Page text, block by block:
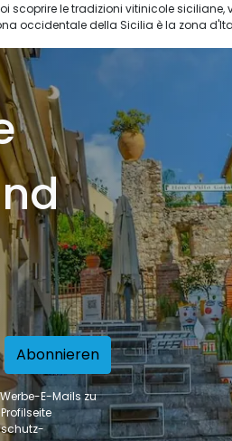
scoprire le tradizioni vitinicole
occidentale della Sicilia è la zona
Abonnieren
E-Mails zu